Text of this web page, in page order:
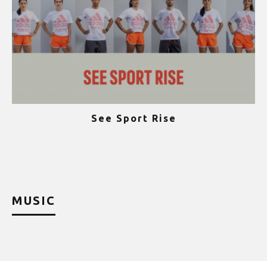
See Sport Rise
MUSIC